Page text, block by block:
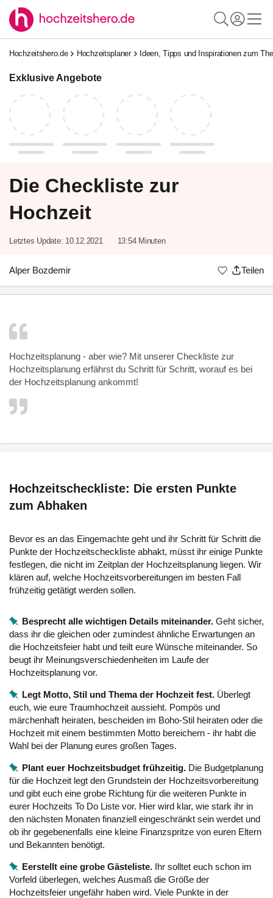
Hochzeitshero.de Hochzeitsplaner Ideen, Tipps und Inspirationen zum
Exklusive Angebote
Die Checkliste zur
Hochzeit
Letztes Update: 10.12.2021 13:54 Minuten
Alper Bozdemir Teilen
Hochzeitsplanung - aber wie? Mit unserer Checkliste zur
Hochzeitsplanung erfährst du Schritt für Schritt, worauf es bei
der Hochzeitsplanung ankommt!
Hochzeitscheckliste: Die ersten Punkte
zum Abhaken
Bevor es an das Eingemachte geht und ihr Schritt für Schritt die
Punkte der Hochzeitscheckliste abhakt, müsst ihr einige Punkte
festlegen, die nicht im Zeitplan der Hochzeitsplanung liegen. Wir
klären auf, welche Hochzeitsvorbereitungen im besten Fall
frühzeitig getätigt werden sollen.
Besprecht alle wichtigen Details miteinander. Geht sicher,
dass ihr die gleichen oder zumindest ähnliche Erwartungen an
die Hochzeitsfeier habt und teilt eure Wünsche miteinander. So
beugt ihr Meinungsverschiedenheiten im Laufe der
Hochzeitsplanung vor.
Legt Motto, Stil und Thema der Hochzeit fest. Überlegt
euch, wie eure Traumhochzeit aussieht. Pompös und
märchenhaft heiraten, bescheiden im Boho-Stil heiraten oder die
Hochzeit mit einem bestimmten Motto bereichern - ihr habt die
Wahl bei der Planung eures großen Tages.
Plant euer Hochzeitsbudget frühzeitig. Die Budgetplanung
für die Hochzeit legt den Grundstein der Hochzeitsvorbereitung
und gibt euch eine grobe Richtung für die weiteren Punkte in
eurer Hochzeits To Do Liste vor. Hier wird klar, wie stark ihr in
den nächsten Monaten finanziell eingeschränkt sein werdet und
ob ihr gegebenenfalls eine kleine Finanzspritze von euren Eltern
und Bekannten benötigt.
Eerstellt eine grobe Gästeliste. Ihr solltet euch schon im
Vorfeld überlegen, welches Ausmaß die Größe der
Hochzeitsfeier ungefähr haben wird. Viele Punkte in der